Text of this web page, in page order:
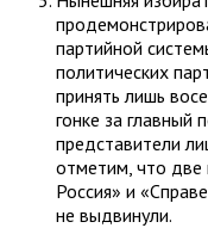
партийной
политических
принять лишь
гонке за главный
представители
отметим, что две
Россия» и
не выдвинули.